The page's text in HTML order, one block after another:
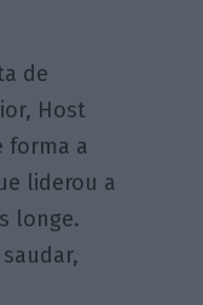
de
Host
forma a
liderou a
longe.